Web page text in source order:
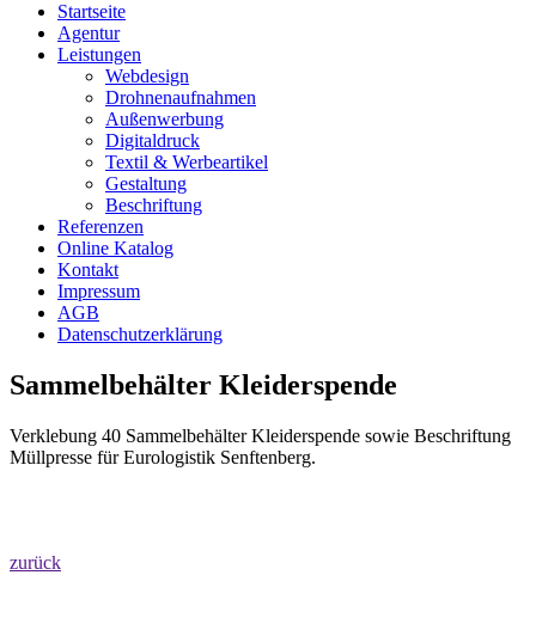
Startseite
Agentur
Leistungen
Webdesign
Drohnenaufnahmen
Außenwerbung
Digitaldruck
Textil & Werbeartikel
Gestaltung
Beschriftung
Referenzen
Online Katalog
Kontakt
Impressum
AGB
Datenschutzerklärung
Sammelbehälter Kleiderspende
Verklebung 40 Sammelbehälter Kleiderspende sowie Beschriftung
Müllpresse für Eurologistik Senftenberg.
zurück